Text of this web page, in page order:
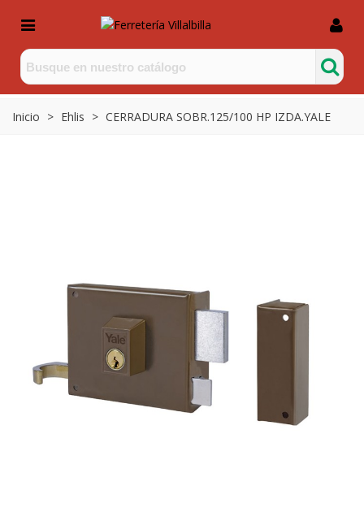
Inicio > Ehlis > CERRADURA SOBR.125/100 HP IZDA.YALE